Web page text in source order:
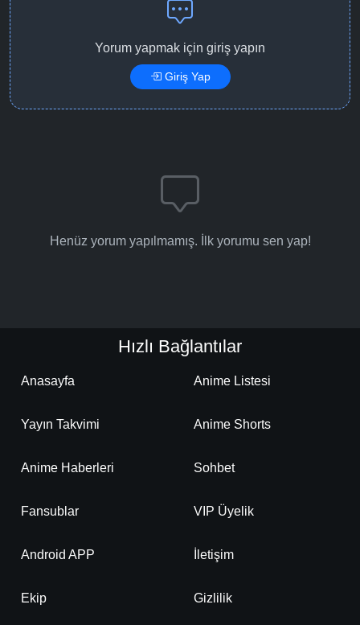
Detaylar
Bölüm No: 21 Detaylar
Bölüm No: 24 Detaylar
Yorum yapmak için giriş yapın
Giriş Yap
Henüz yorum yapılmamış. İlk yorumu sen yap!
Hızlı Bağlantılar
Anasayfa Anime Listesi
Yayın Takvimi Anime Shorts
Anime Haberleri Sohbet
Fansublar VIP Üyelik
Android APP İletişim
Ekip Gizlilik